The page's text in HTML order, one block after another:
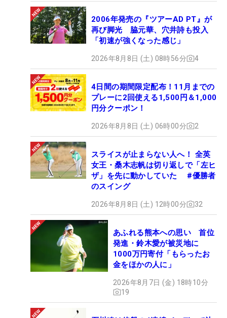
2006年発売の『ツアーAD PT』が
再び脚光 脇元華、穴井詩も投入
「初速が強くなった感じ」
2026年8月8日 (土) 08時56分 4
4日間の期間限定配布！11月までの
プレーに2回使える1,500円＆1,000
円分クーポン！
2026年8月8日 (土) 06時00分 2
スライスが止まらない人へ！ 全英
女王・桑木志帆は切り返しで「左ヒ
ザ」を先に動かしていた #優勝者
のスイング
2026年8月8日 (土) 12時00分 32
あふれる熊本への思い 首位
発進・鈴木愛が被災地に
1000万円寄付「もらったお
金をほかの人に」
2026年8月7日 (金) 18時10分
19